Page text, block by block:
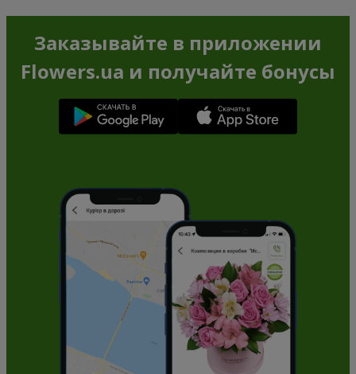
Заказывайте в приложении
Flowers.ua и получайте бонусы